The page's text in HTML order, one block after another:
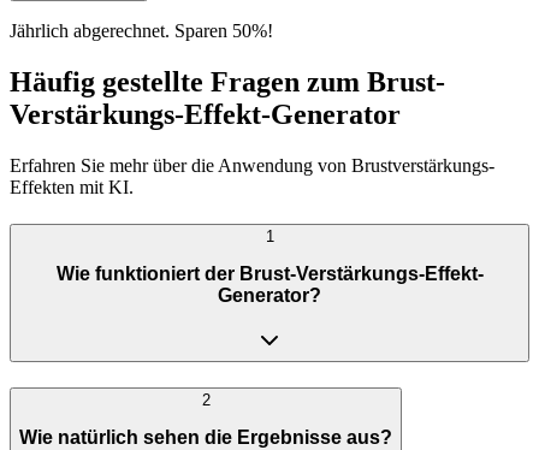
Jährlich abgerechnet. Sparen 50%!
Häufig gestellte Fragen zum Brust-
Verstärkungs-Effekt-Generator
Erfahren Sie mehr über die Anwendung von Brustverstärkungs-
Effekten mit KI.
1
Wie funktioniert der Brust-Verstärkungs-Effekt-
Generator?
2
Wie natürlich sehen die Ergebnisse aus?